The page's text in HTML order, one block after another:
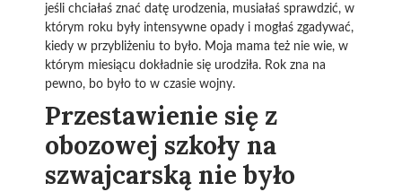
jeśli chciałaś znać datę urodzenia, musiałaś sprawdzić, w
którym roku były intensywne opady i mogłaś zgadywać,
kiedy w przybliżeniu to było. Moja mama też nie wie, w
którym miesiącu dokładnie się urodziła. Rok zna na
pewno, bo było to w czasie wojny.
Przestawienie się z
obozowej szkoły na
szwajcarską nie było